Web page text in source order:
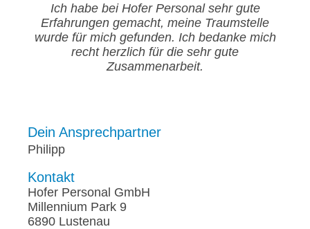
Ich habe bei Hofer Personal sehr gute
Erfahrungen gemacht, meine Traumstelle
wurde für mich gefunden. Ich bedanke mich
recht herzlich für die sehr gute
Zusammenarbeit.
Dein Ansprechpartner
Philipp
Kontakt
Hofer Personal GmbH
Millennium Park 9
6890 Lustenau